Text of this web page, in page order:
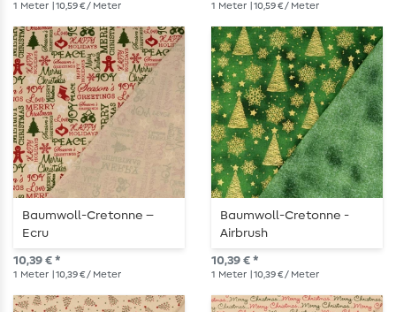
1 Meter | 10,59 € / Meter 1 Meter | 10,59 € / Meter
Baumwoll-Cretonne –
Ecru
10,39 € *
1 Meter | 10,39 € / Meter
Baumwoll-Cretonne -
Airbrush
Weihnachtsbäume Grün
10,39 € *
1 Meter | 10,39 € / Meter